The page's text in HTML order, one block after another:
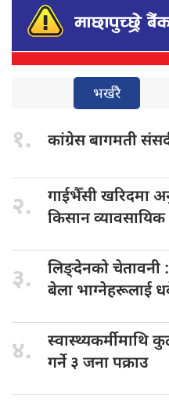
भर्खरै
१. कांग्रेस बागमती
२. गाईभैँसी खरिदमा
किसान
३. लिङ्देनको चेतावनी
बेला भाग्नेहरूलाई
४. स्वास्थ्यकर्मीमाथि
गर्ने ३ जना पक्राउ